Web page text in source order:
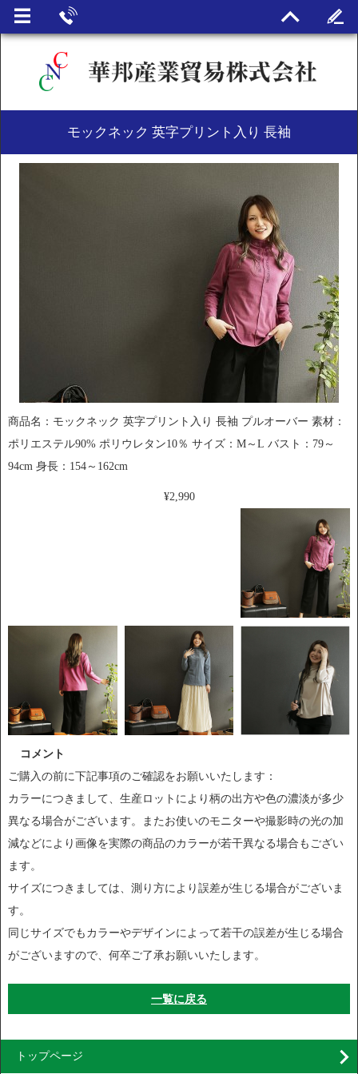
モックネック 英字プリント入り 長袖
商品名：モックネック 英字プリント入り 長袖 プルオーバー 素材：
ポリエステル90% ポリウレタン10％ サイズ：M～L バスト：79～
94cm 身長：154～162cm
¥2,990
コメント
ご購入の前に下記事項のご確認をお願いいたします：
カラーにつきまして、生産ロットにより柄の出方や色の濃淡が多少
異なる場合がございます。またお使いのモニターや撮影時の光の加
減などにより画像を実際の商品のカラーが若干異なる場合もござい
ます。
サイズにつきましては、測り方により誤差が生じる場合がございま
す。
同じサイズでもカラーやデザインによって若干の誤差が生じる場合
がございますので、何卒ご了承お願いいたします。
一覧に戻る
トップページ